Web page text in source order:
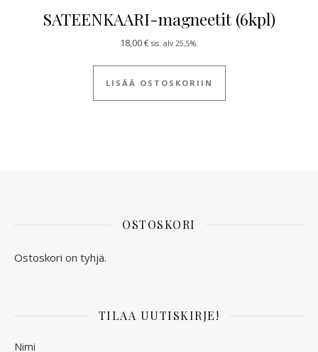
SATEENKAARI-magneetit (6kpl)
18,00€ sis. alv 25,5%.
LISÄÄ OSTOSKORIIN
OSTOSKORI
Ostoskori on tyhjä.
TILAA UUTISKIRJE!
Nimi